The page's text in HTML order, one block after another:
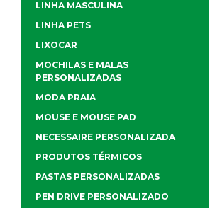
LINHA MASCULINA
LINHA PETS
LIXOCAR
MOCHILAS E MALAS
PERSONALIZADAS
MODA PRAIA
MOUSE E MOUSE PAD
NECESSAIRE PERSONALIZADA
PRODUTOS TÉRMICOS
PASTAS PERSONALIZADAS
PEN DRIVE PERSONALIZADO